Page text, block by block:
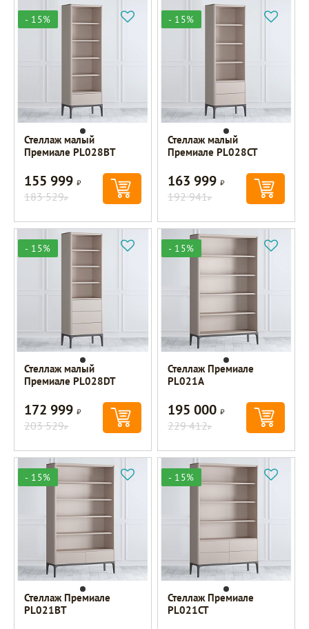
- 15%
Стеллаж малый
Премиале PL028BT
155 999Р
183 529Р
- 15%
Стеллаж малый
Премиале PL028CT
163 999Р
192 941Р
- 15%
Стеллаж малый
Премиале PL028DT
172 999Р
203 529Р
- 15%
Стеллаж Премиале
PL021A
195 000Р
229 412Р
- 15%
Стеллаж Премиале
PL021BT
- 15%
Стеллаж Премиале
PL021CT